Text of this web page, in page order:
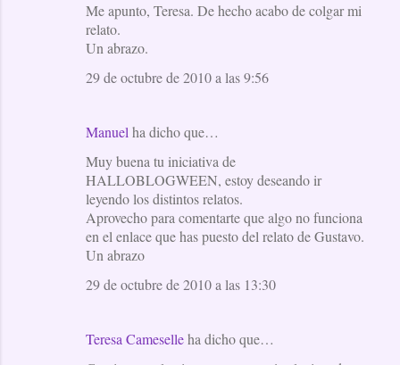
Me apunto, Teresa. De hecho acabo de colgar mi
relato.
Un abrazo.
29 de octubre de 2010 a las 9:56
Manuel ha dicho que…
Muy buena tu iniciativa de
HALLOBLOGWEEN, estoy deseando ir
leyendo los distintos relatos.
Aprovecho para comentarte que algo no funciona
en el enlace que has puesto del relato de Gustavo.
Un abrazo
29 de octubre de 2010 a las 13:30
Teresa Cameselleha dicho que…